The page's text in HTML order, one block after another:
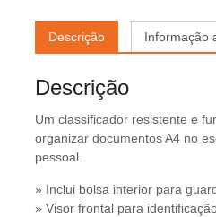
Descrição Informação
Descrição
Um classificador resistente e
organizar documentos A4 no
pessoal.
» Inclui bolsa interior para
» Visor frontal para